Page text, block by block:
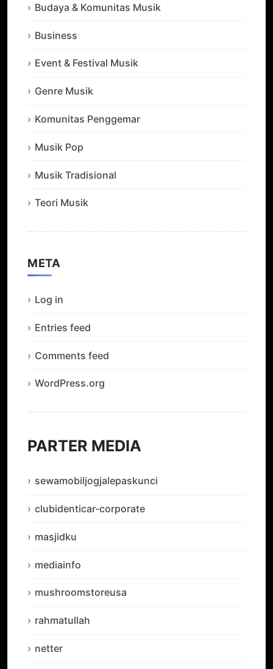
Budaya & Komunitas Musik
Business
Event & Festival Musik
Genre Musik
Komunitas Penggemar
Musik Pop
Musik Tradisional
Teori Musik
META
Log in
Entries feed
Comments feed
WordPress.org
PARTER MEDIA
sewamobiljogjalepaskunci
clubidenticar-corporate
masjidku
mediainfo
mushroomstoreusa
rahmatullah
netter